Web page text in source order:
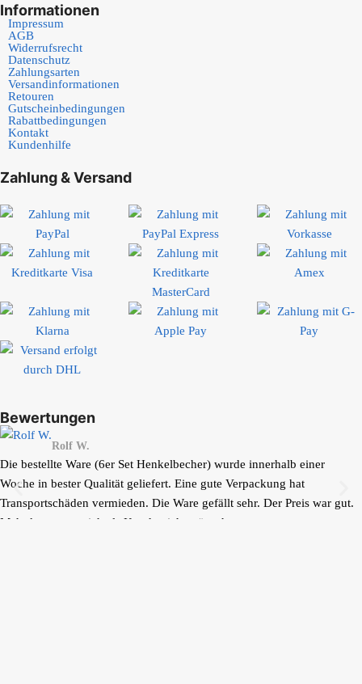
Informationen
Impressum
AGB
Widerrufsrecht
Datenschutz
Zahlungsarten
Versandinformationen
Retouren
Gutscheinbedingungen
Rabattbedingungen
Kontakt
Kundenhilfe
Zahlung & Versand
Bewertungen
Rolf W.
Die bestellte Ware (6er Set Henkelbecher) wurde innerhalb einer
Woche in bester Qualität geliefert. Eine gute Verpackung hat
Transportschäden vermieden. Die Ware gefällt sehr. Der Preis war gut.
Mehr kann man sich als Kunde nicht wünschen.